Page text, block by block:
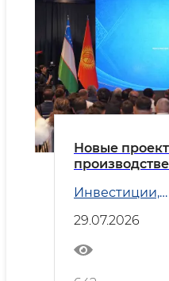
Новые
углубляют
Инвестиции,
29.07.2026